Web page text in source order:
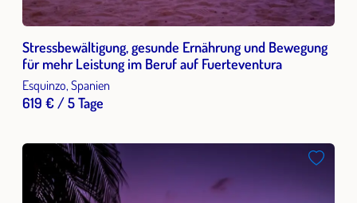
Stressbewältigung, gesunde Ernährung und Bewegung
für mehr Leistung im Beruf auf Fuerteventura
Esquinzo, Spanien
619 € / 5 Tage